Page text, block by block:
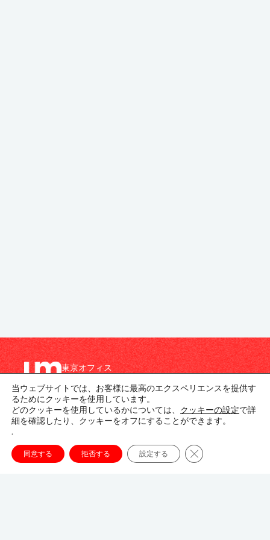
東京オフィス
東京都港区南青山1-1-1
新青山ビル東館 20階
tokyo_japan-contact@umww.com
当ウェブサイトでは、お客様に最高のエクスペリエンスを提供す
るためにクッキーを使用しています。
どのクッキーを使用しているかについては、 クッキーの設定で詳
細を確認したり、クッキーをオフにすることができます。
.
同意する 拒否する 設定する Close GDPR